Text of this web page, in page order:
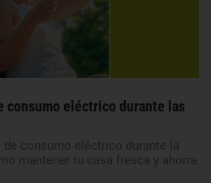
consumo eléctrico durante las
consumo eléctrico durante la
mantener tu casa fresca y ahorra